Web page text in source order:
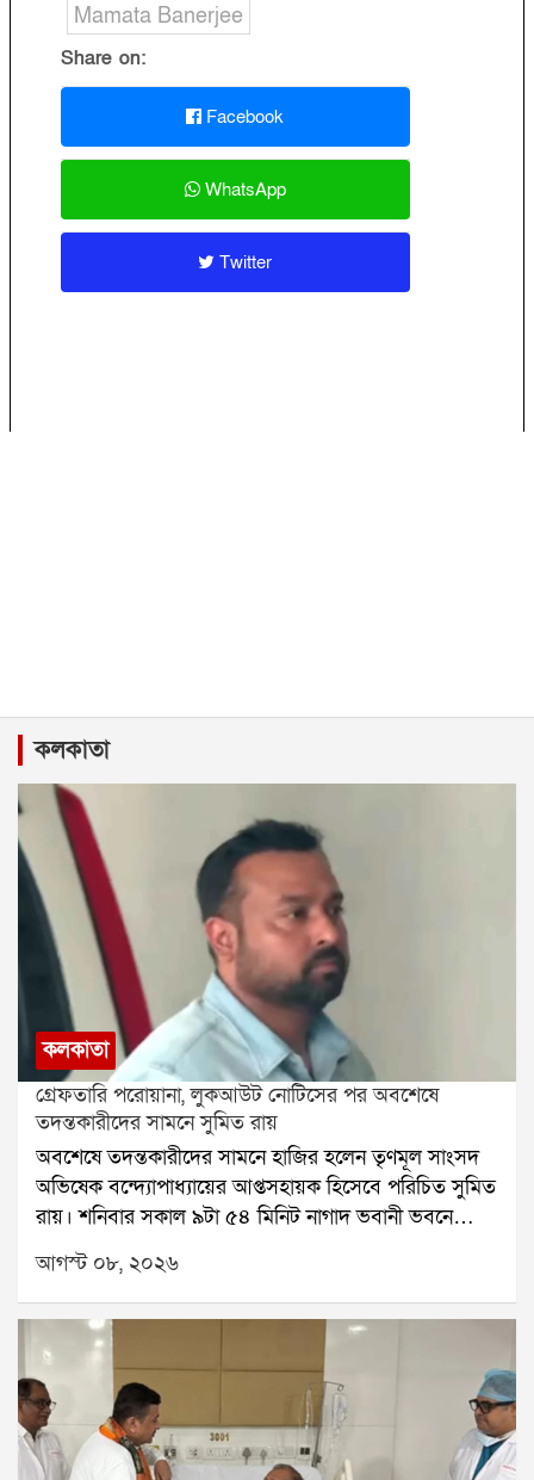
Mamata Banerjee
Share on:
Facebook
WhatsApp
Twitter
কলকাতা
কলকাতা
গ্রেফতারি পরোয়ানা, লুকআউট নোটিসের পর অবশেষে
তদন্তকারীদের সামনে সুমিত রায়
অবশেষে তদন্তকারীদের সামনে হাজির হলেন তৃণমূল সাংসদ
অভিষেক বন্দ্যোপাধ্যায়ের আপ্তসহায়ক হিসেবে পরিচিত সুমিত
রায়। শনিবার সকাল ৯টা ৫৪ মিনিট নাগাদ ভবানী ভবনে
পৌঁছন তিনি। পশ্চিম মেদিনীপুরের শালবনি জমি প্রতারণা
মামলায় তাঁকে জিজ্ঞাসাবাদের জন্য তলব করেছে সিআইডি।
শুক্রবার রাতে সুমিতের বাড়িতে গিয়ে নোটিস দেয় তদন্তকারী
দলের সদস্যরা। সেই নোটিসের পরেই শনিবার নির্ধারিত
সময়ের কয়েক মিনিট আগে ভবানী ভবনে পৌঁছে যান তিনি।
সিআইডি সূত্রে খবর, শালবনি জমি সংক্রান্ত মামলায় সুমিত
রায়ের বয়ান রেকর্ড করা হবে। তদন্তকারীরা তাঁর কাছে মামলার
বিভিন্ন বিষয় নিয়ে জানতে চাইবেন। দীর্ঘ দিন তাঁর কোনও
আগস্ট ০৮, ২০২৬